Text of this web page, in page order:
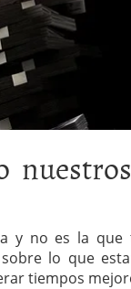
y no es la
lo que
tiempos